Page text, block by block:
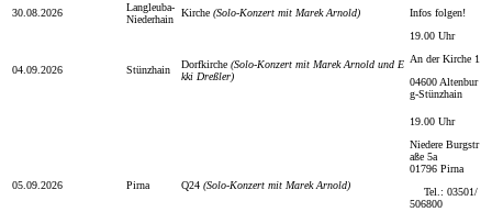
30.08.2026
Langleuba-
Niederhain
Kirche (Solo-Konzert mit Marek Arnold) Infos folgen!
04.09.2026 Stünzhain Dorfkirche (Solo-Konzert mit Marek Arnold und E
kki Dreßler)
19.00 Uhr
An der Kirche 1
04600 Altenbur
g-Stünzhain
05.09.2026 Pirna Q24 (Solo-Konzert mit Marek Arnold)
19.00 Uhr
Niedere Burgstr
aße 5a
01796 Pirna
Tel.: 03501/
506800